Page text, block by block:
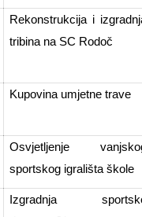
Rekonstrukcija i
tribina na SC Rodoč
Kupovina umjetne trave
Osvjetljenje
sportskog igrališta škole
Izgradnja